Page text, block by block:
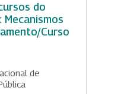
do
Mecanismos
Curso
de